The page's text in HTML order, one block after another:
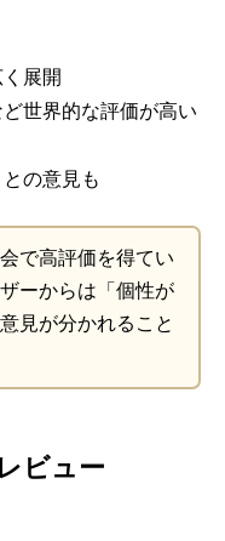
展開
世界的な評価が高い
の意見も
で高評価を得てい
ーからは「個性が
見が分かれること
ビュー